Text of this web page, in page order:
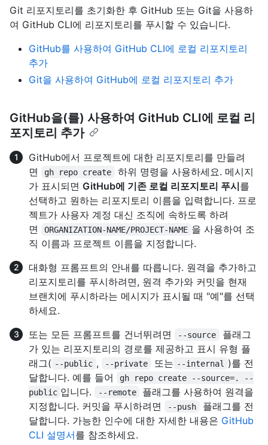
Git 리포지토리를 초기화한 후 GitHub 또는 Git을 사용하
여 GitHub CLI에 리포지토리를 푸시할 수 있습니다.
GitHub를 사용하여 GitHub CLI에 로컬 리포지토리
추가
Git을 사용하여 GitHub에 로컬 리포지토리 추가
GitHub을(를) 사용하여 GitHub CLI에 로컬 리
포지토리 추가
GitHub에서 프로젝트에 대한 리포지토리를 만들려
면
gh repo create
하위 명령을 사용하세요. 메시지
가 표시되면 GitHub에 기존 로컬 리포지토리 푸시를
선택하고 원하는 리포지토리 이름을 입력합니다. 프로
젝트가 사용자 계정 대신 조직에 속하도록 하려
면
ORGANIZATION-NAME/PROJECT-NAME 을 사용하여 조
직 이름과 프로젝트 이름을 지정합니다.
대화형 프롬프트의 안내를 따릅니다. 원격을 추가하고
리포지토리를 푸시하려면, 원격 추가와 커밋을 현재
브랜치에 푸시하라는 메시지가 표시될 때 "예"를 선택
하세요.
또는 모든 프롬프트를 건너뛰려면
--source
플래그
가 있는 리포지토리의 경로를 제공하고 표시 유형 플
래그( --public , --private 또는 --internal
)를 전
달합니다. 예를 들어
gh repo create --source=. --
public 입니다. --remote
플래그를 사용하여 원격을
지정합니다. 커밋을 푸시하려면
--push
플래그를 전
달합니다. 가능한 인수에 대한 자세한 내용은 GitHub
CLI 설명서를 참조하세요.